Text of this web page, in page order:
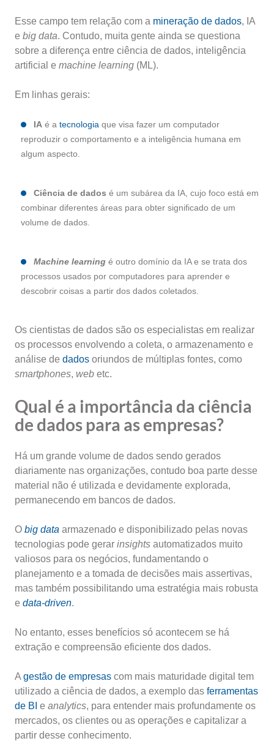
Esse campo tem relação com a mineração de dados, IA
e big data. Contudo, muita gente ainda se questiona
sobre a diferença entre ciência de dados, inteligência
artificial e machine learning (ML).
Em linhas gerais:
IA é a tecnologia que visa fazer um computador
reproduzir o comportamento e a inteligência humana em
algum aspecto.
Ciência de dados é um subárea da IA, cujo foco está em
combinar diferentes áreas para obter significado de um
volume de dados.
Machine learning é outro domínio da IA e se trata dos
processos usados por computadores para aprender e
descobrir coisas a partir dos dados coletados.
Os cientistas de dados são os especialistas em realizar
os processos envolvendo a coleta, o armazenamento e
análise de dados oriundos de múltiplas fontes, como
smartphones, web etc.
Qual é a importância da ciência
de dados para as empresas?
Há um grande volume de dados sendo gerados
diariamente nas organizações, contudo boa parte desse
material não é utilizada e devidamente explorada,
permanecendo em bancos de dados.
O big data armazenado e disponibilizado pelas novas
tecnologias pode gerar insights automatizados muito
valiosos para os negócios, fundamentando o
planejamento e a tomada de decisões mais assertivas,
mas também possibilitando uma estratégia mais robusta
e data-driven.
No entanto, esses benefícios só acontecem se há
extração e compreensão eficiente dos dados.
A gestão de empresas com mais maturidade digital tem
utilizado a ciência de dados, a exemplo das ferramentas
de BI e analytics, para entender mais profundamente os
mercados, os clientes ou as operações e capitalizar a
partir desse conhecimento.